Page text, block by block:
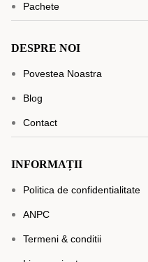
Pachete
DESPRE NOI
Povestea Noastra
Blog
Contact
INFORMAȚII
Politica de confidentialitate
ANPC
Termeni & conditii